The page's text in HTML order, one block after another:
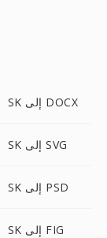
SK إلى DOCX
SK إلى SVG
SK إلى PSD
SK إلى FIG